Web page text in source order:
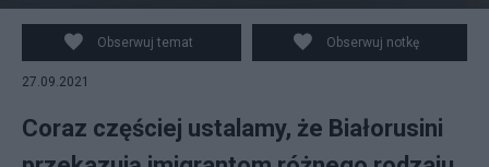
Konferencja szefów MON, MSWiA, SG na temat stanu
wyjątkowego na granicy z Białorusią. Fot. PAP/Radek
Pietruszka
Obserwuj temat Obserwuj notkę
27.09.2021
Coraz częściej ustalamy, że Białorusini